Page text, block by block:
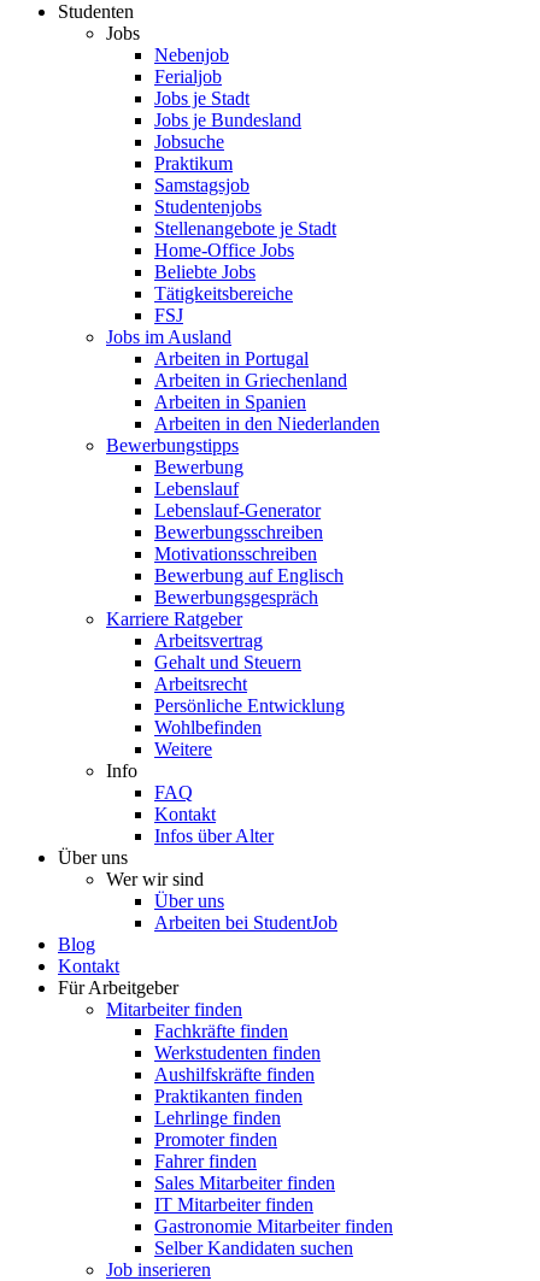
Studenten
Jobs
Nebenjob
Ferialjob
Jobs je Stadt
Jobs je Bundesland
Jobsuche
Praktikum
Samstagsjob
Studentenjobs
Stellenangebote je Stadt
Home-Office Jobs
Beliebte Jobs
Tätigkeitsbereiche
FSJ
Jobs im Ausland
Arbeiten in Portugal
Arbeiten in Griechenland
Arbeiten in Spanien
Arbeiten in den Niederlanden
Bewerbungstipps
Bewerbung
Lebenslauf
Lebenslauf-Generator
Bewerbungsschreiben
Motivationsschreiben
Bewerbung auf Englisch
Bewerbungsgespräch
Karriere Ratgeber
Arbeitsvertrag
Gehalt und Steuern
Arbeitsrecht
Persönliche Entwicklung
Wohlbefinden
Weitere
Info
FAQ
Kontakt
Infos über Alter
Über uns
Wer wir sind
Über uns
Arbeiten bei StudentJob
Blog
Kontakt
Für Arbeitgeber
Mitarbeiter finden
Fachkräfte finden
Werkstudenten finden
Aushilfskräfte finden
Praktikanten finden
Lehrlinge finden
Promoter finden
Fahrer finden
Sales Mitarbeiter finden
IT Mitarbeiter finden
Gastronomie Mitarbeiter finden
Selber Kandidaten suchen
Job inserieren